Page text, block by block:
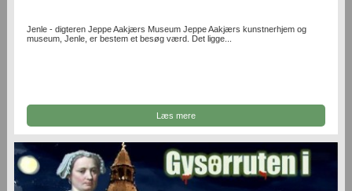
Jenle - digteren Jeppe Aakjærs Museum Jeppe Aakjærs kunstnerhjem og
museum, Jenle, er bestem et besøg værd. Det ligge...
Læs mere